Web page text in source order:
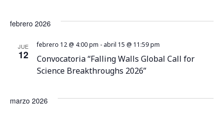
E
n
febrero 2026
JUE
12
Convocatoria “Falling Walls Global Call for
Science Breakthroughs 2026”
febrero 12 @ 4:00 pm - abril 15 @ 11:59 pm
marzo 2026